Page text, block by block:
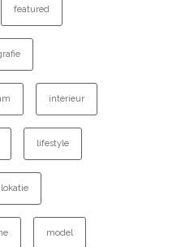
featured
interieur
lifestyle
lokatie
model